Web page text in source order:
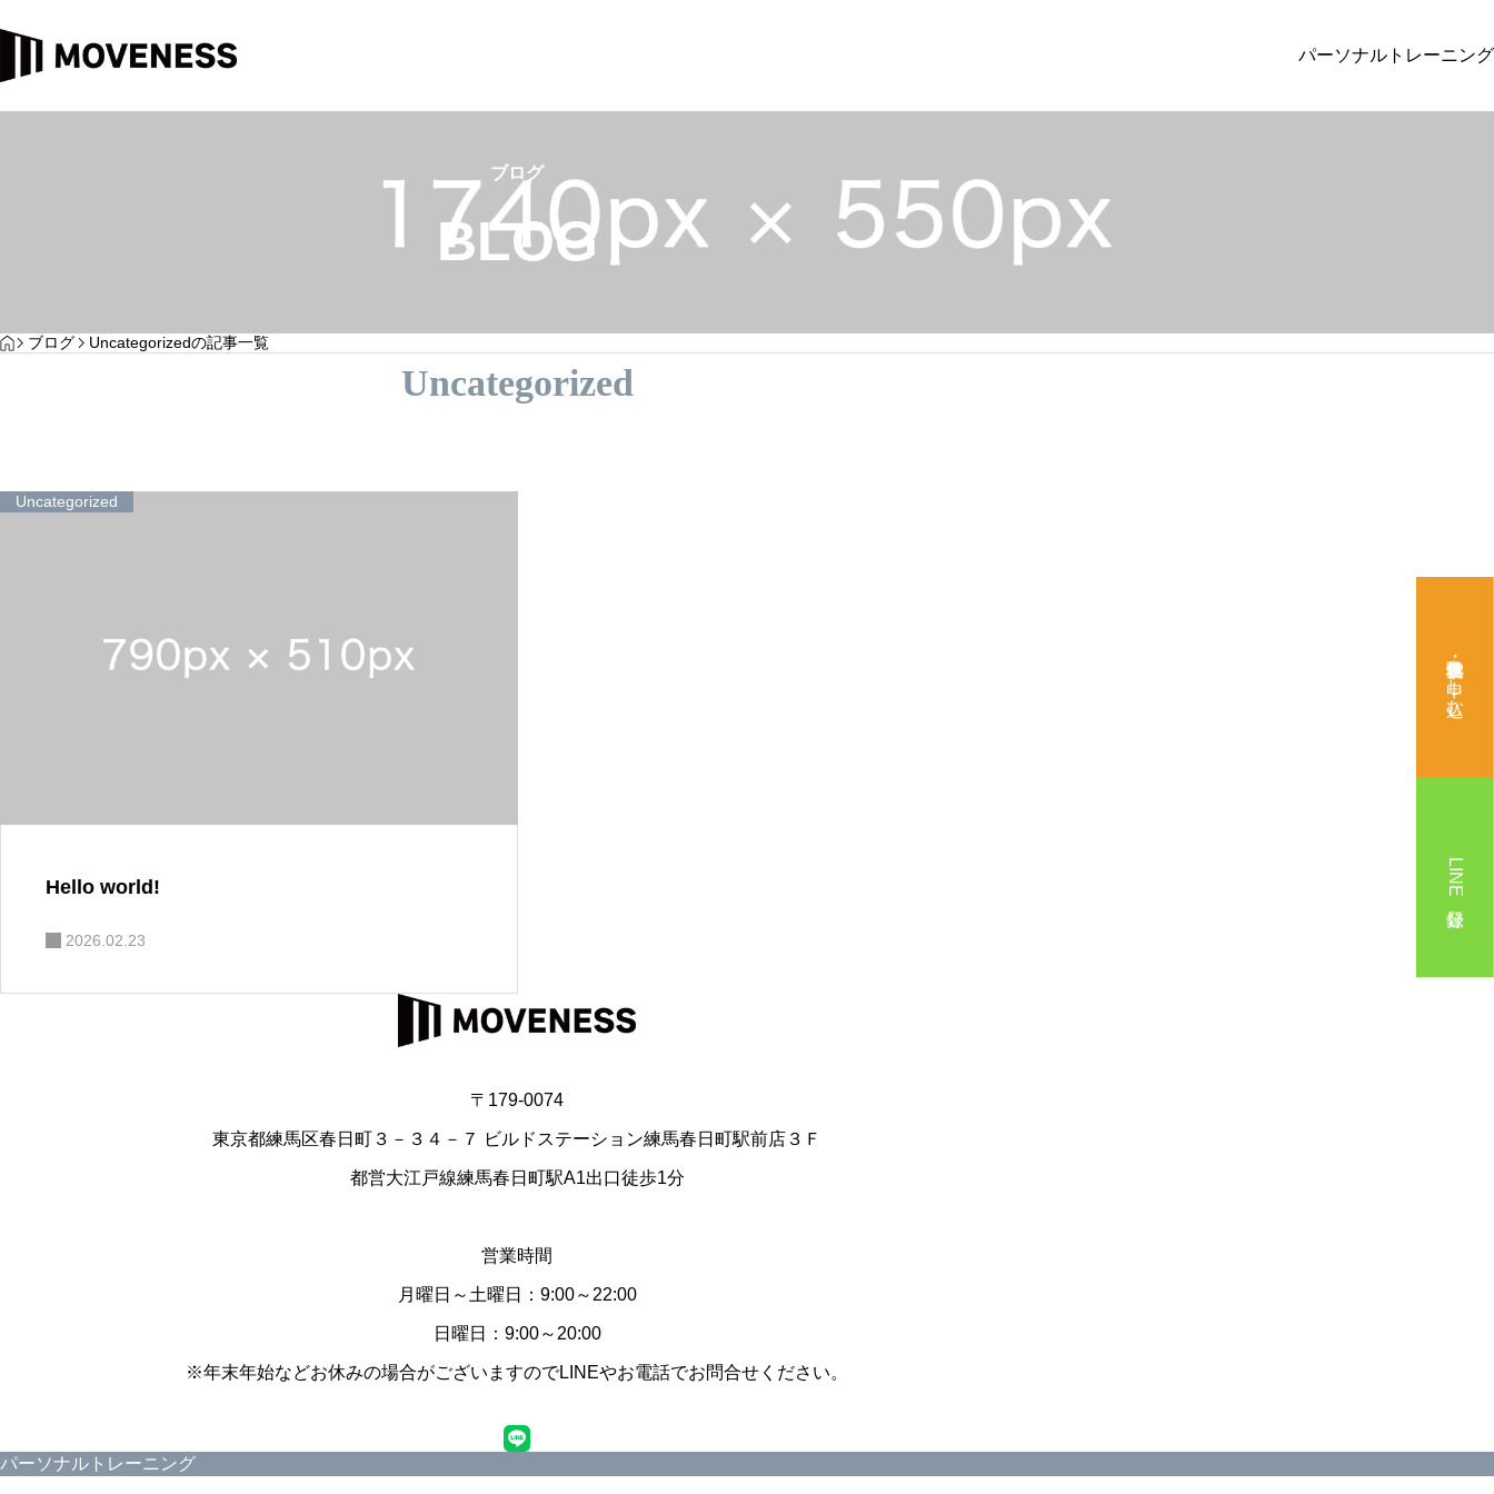
パーソナルトレーニング
投稿サンプル4 投稿サンプル3 投稿サンプル2 投稿サンプル1 Hello
YOGA PILATES
ブログ
BLOG
HOME
ブログ Uncategorizedの記事一覧
Uncategorized
Uncategorized
Hello world!
2026.02.23
〒179-0074
東京都練馬区春日町３－３４－７ ビルドステーション練馬春日町駅前店３Ｆ
都営大江戸線練馬春日町駅A1出口徒歩1分
営業時間
月曜日～土曜日：9:00～22:00
日曜日：9:00～20:00
※年末年始などお休みの場合がございますのでLINEやお電話でお問合せください。
パーソナルトレーニング
無料体験・見学を申し込む
LINE登録